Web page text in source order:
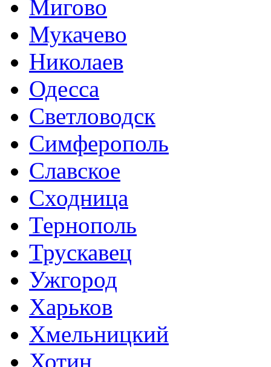
Мигово
Мукачево
Николаев
Одесса
Светловодск
Симферополь
Славское
Сходница
Тернополь
Трускавец
Ужгород
Харьков
Хмельницкий
Хотин